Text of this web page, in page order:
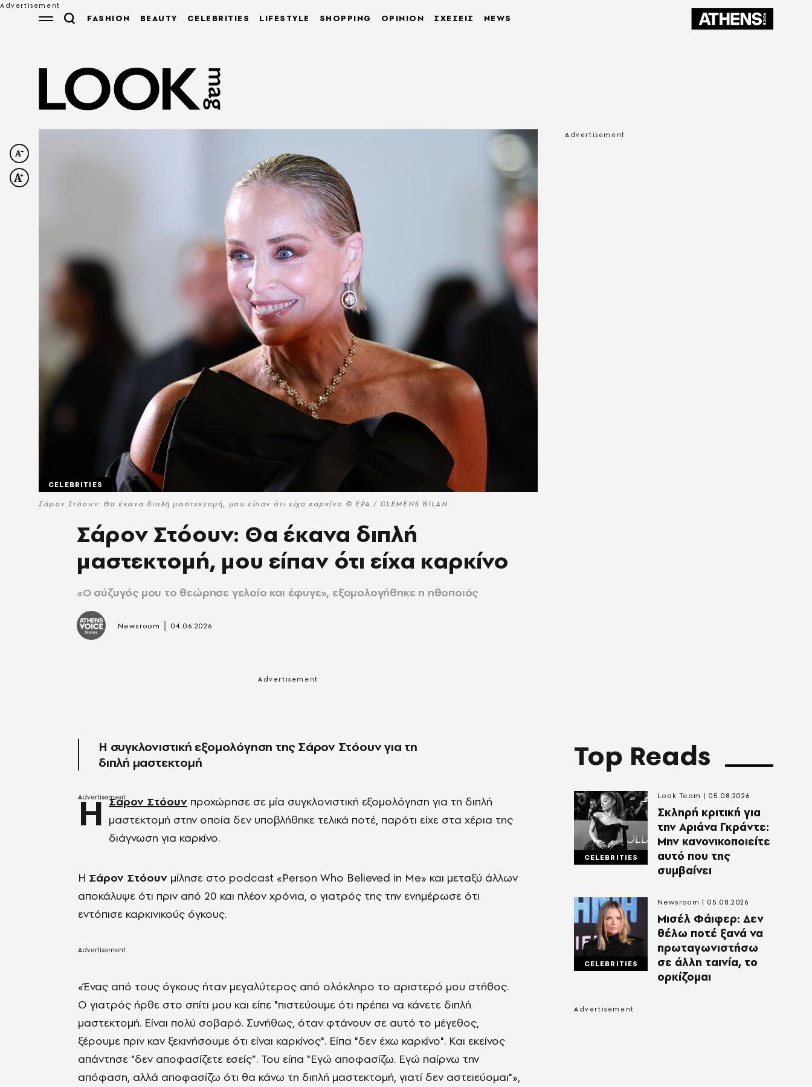
FASHION BEAUTY CELEBRITIES LIFESTYLE SHOPPING OPINION ΣΧΕΣΕΙΣ NEWS
Σάρον Στόουν: Θα έκανα διπλή μαστεκτομή, μου είπαν ότι είχα καρκίνο © EPA / CLEMENS BILAN
CELEBRITIES
Σάρον Στόουν: Θα έκανα διπλή
μαστεκτομή, μου είπαν ότι είχα καρκίνο
«Ο σύζυγός μου το θεώρησε γελοίο και έφυγε», εξομολογήθηκε η ηθοποιός
Newsroom 04.06.2026
Η συγκλονιστική εξομολόγηση της Σάρον Στόουν για τη
διπλή μαστεκτομή
Η Σάρον Στόουν προχώρησε σε μία συγκλονιστική εξομολόγηση για τη διπλή
μαστεκτομή στην οποία δεν υποβλήθηκε τελικά ποτέ, παρότι είχε στα χέρια της
διάγνωση για καρκίνο.
Η Σάρον Στόουν μίλησε στο podcast «Person Who Believed in Me» και μεταξύ άλλων
αποκάλυψε ότι πριν από 20 και πλέον χρόνια, ο γιατρός της την ενημέρωσε ότι
εντόπισε καρκινικούς όγκους.
«Ένας από τους όγκους ήταν μεγαλύτερος από ολόκληρο το αριστερό μου στήθος.
Ο γιατρός ήρθε στο σπίτι μου και είπε "πιστεύουμε ότι πρέπει να κάνετε διπλή
μαστεκτομή. Είναι πολύ σοβαρό. Συνήθως, όταν φτάνουν σε αυτό το μέγεθος,
ξέρουμε πριν καν ξεκινήσουμε ότι είναι καρκίνος". Είπα "δεν έχω καρκίνο". Και εκείνος
απάντησε "δεν αποφασίζετε εσείς”. Του είπα "Εγώ αποφασίζω. Εγώ παίρνω την
απόφαση, αλλά αποφασίζω ότι θα κάνω τη διπλή μαστεκτομή, γιατί δεν αστειεύομαι"»,
Top Reads
CELEBRITIES
Σκληρή κριτική για
την Αριάνα Γκράντε:
Μην κανονικοποιείτε
αυτό που της
συμβαίνει
Look Team 05.08.2026
CELEBRITIES
Μισέλ Φάιφερ: Δεν
θέλω ποτέ ξανά να
πρωταγωνιστήσω
σε άλλη ταινία, το
ορκίζομαι
Newsroom 05.08.2026